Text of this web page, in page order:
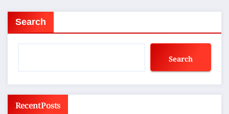
Search
Search
Recent Posts